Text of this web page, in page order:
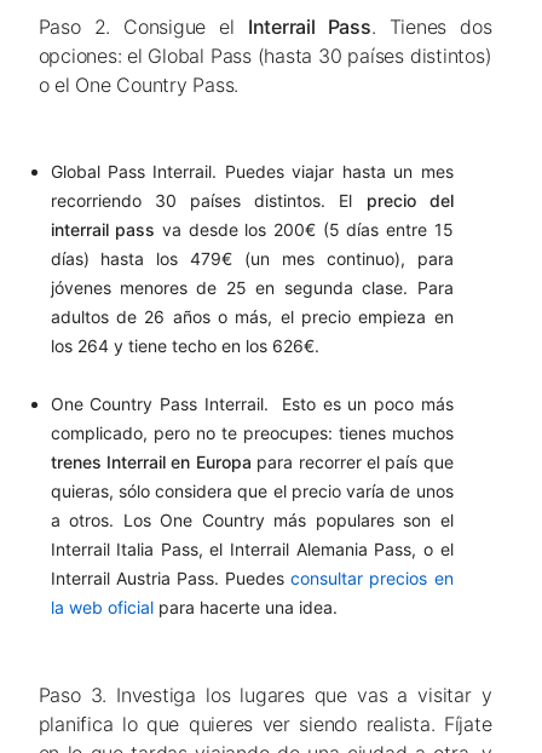
Paso 2. Consigue el Interrail Pass. Tienes dos
opciones: el Global Pass (hasta 30 países distintos)
o el One Country Pass.
Global Pass Interrail. Puedes viajar hasta un mes
recorriendo 30 países distintos. El precio del
interrail pass va desde los 200€ (5 días entre 15
días) hasta los 479€ (un mes continuo), para
jóvenes menores de 25 en segunda clase. Para
adultos de 26 años o más, el precio empieza en
los 264 y tiene techo en los 626€.
One Country Pass Interrail. Esto es un poco más
complicado, pero no te preocupes: tienes muchos
trenes Interrail en Europa para recorrer el país que
quieras, sólo considera que el precio varía de unos
a otros. Los One Country más populares son el
Interrail Italia Pass, el Interrail Alemania Pass, o el
Interrail Austria Pass. Puedesconsultar precios en
la web oficialpara hacerte una idea.
Paso 3. Investiga los lugares que vas a visitar y
planifica lo que quieres ver siendo realista. Fíjate